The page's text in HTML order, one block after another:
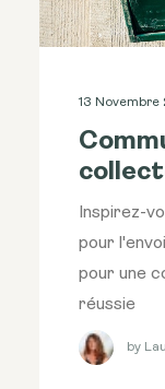
13
Inspirez-
pour
pour une
réussie
by